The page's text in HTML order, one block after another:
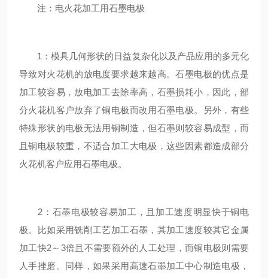
注：电火花加工用石墨电极
1：模具几何形状的日益复杂化以及产品应用的多元化
导致对火花机的放电度要求越来越高。石墨电极的优点是
加工较容易，放电加工去除率高，石墨损耗小，因此，部
分火花机客户放弃了铜电极而改用石墨电极。另外，有些
特殊形状的电极无法用铜制造，但石墨则较容易成型，而
且铜电极较重，不适合加工大电极，这些因素都造成部分
火花机客户应用石墨电极。
2：石墨电极较容易加工，且加工速度明显快于铜电
极。比如采用铣削工艺加工石墨，其加工速度较其它金属
加工快2～3倍且不需要额外的人工处理，而铜电极则需要
人手挫磨。同样，如果采用高速石墨加工中心制造电极，